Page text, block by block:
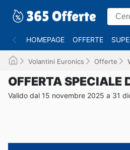
HOMEPAGE OFFERTE
Volantini Euronics Offerte
OFFERTA SPECIALE
Valido dal 15 novembre 2025 a 31